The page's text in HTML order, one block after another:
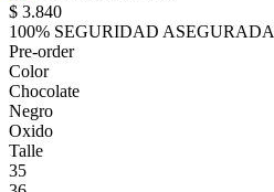
$ 3.840
100% SEGURIDAD ASEGURADA
Pre-order
Color
Chocolate
Negro
Oxido
Talle
35